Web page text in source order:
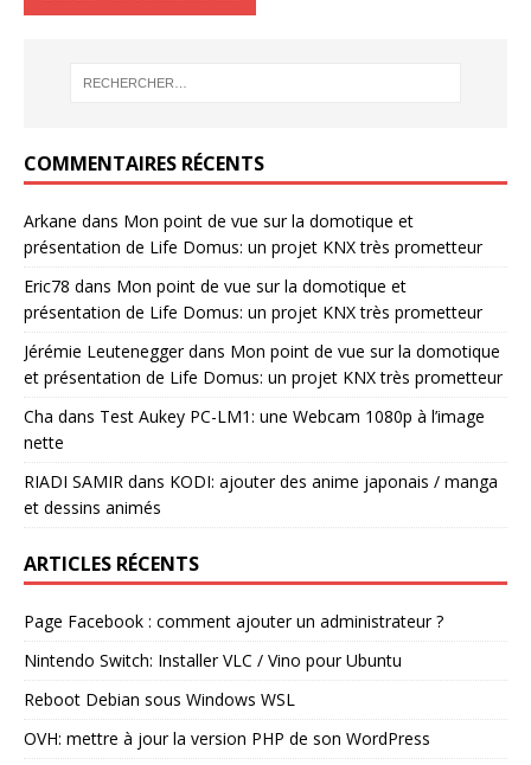
COMMENTAIRES RÉCENTS
Arkane dans Mon point de vue sur la domotique et
présentation de Life Domus: un projet KNX très prometteur
Eric78 dans Mon point de vue sur la domotique et
présentation de Life Domus: un projet KNX très prometteur
Jérémie Leuteneggerdans Mon point de vue sur la domotique
et présentation de Life Domus: un projet KNX très prometteur
Cha dans Test Aukey PC-LM1: une Webcam 1080p à l’image
nette
RIADI SAMIR dans KODI: ajouter des anime japonais / manga
et dessins animés
ARTICLES RÉCENTS
Page Facebook : comment ajouter un administrateur ?
Nintendo Switch: Installer VLC / Vino pour Ubuntu
Reboot Debian sous Windows WSL
OVH: mettre à jour la version PHP de son WordPress